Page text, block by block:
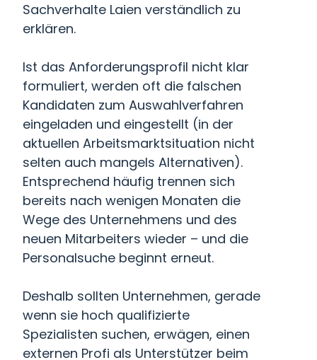
Sachverhalte Laien verständlich zu
erklären.
Ist das Anforderungsprofil nicht klar
formuliert, werden oft die falschen
Kandidaten zum Auswahlverfahren
eingeladen und eingestellt (in der
aktuellen Arbeitsmarktsituation nicht
selten auch mangels Alternativen).
Entsprechend häufig trennen sich
bereits nach wenigen Monaten die
Wege des Unternehmens und des
neuen Mitarbeiters wieder – und die
Personalsuche beginnt erneut.
Deshalb sollten Unternehmen, gerade
wenn sie hoch qualifizierte
Spezialisten suchen, erwägen, einen
externen Profi als Unterstützer beim